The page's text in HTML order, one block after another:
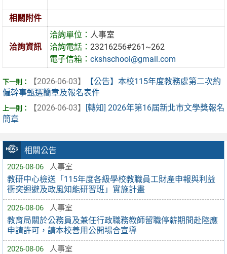
相關公告
2026-08-06 人事室
教研中心檢送「115年度各級學校教職員工財產申報與利益
衝突迴避及政風知能研習班」實施計畫
2026-08-06 人事室
教育局關於公務員及兼任行政職務教師留職停薪期間赴陸應
申請許可，請本校善用公開場合宣導
2026-08-06 人事室
相關附件
洽詢資訊
洽詢單位： 人事室
洽詢電話：23216256#261~262
電子信箱：ckshschool@gmail.com
【2026-06-03】
【公告】本校115年度教務處第二次約
僱幹事甄選簡章及報名表件
【2026-06-03】
[轉知] 2026年第16屆新北市文學獎報名
簡章